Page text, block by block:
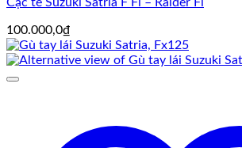
100.000,0₫